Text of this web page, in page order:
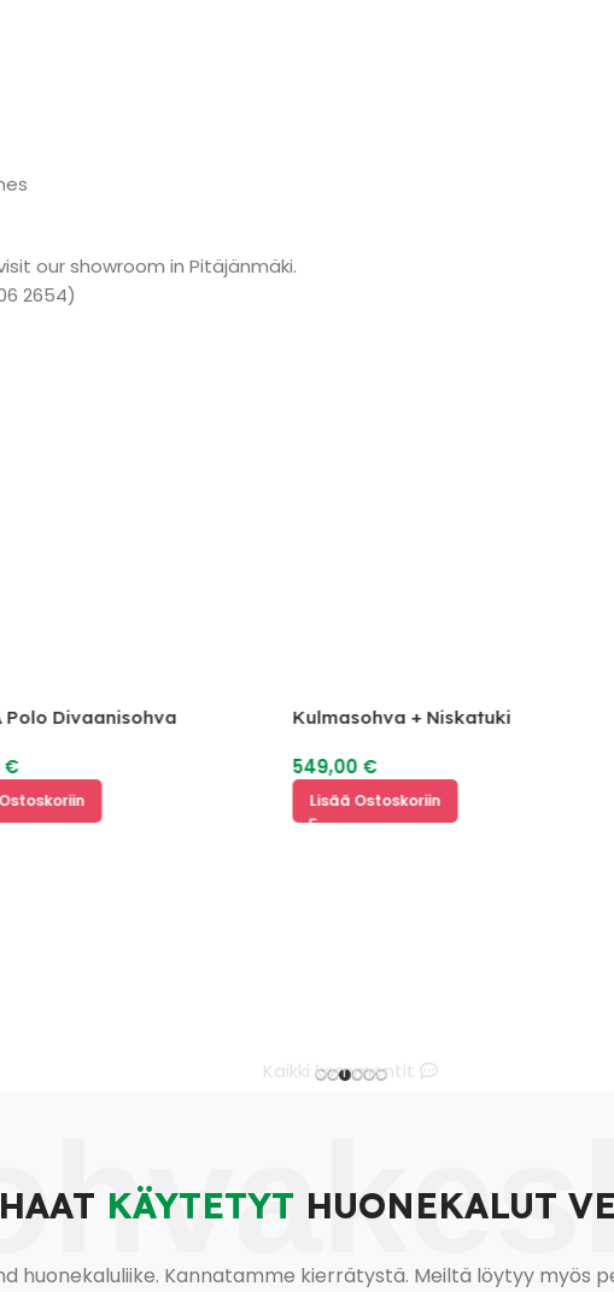
our showroom in Pitäjänmäki.
2654)
Divaanisohva Kulmasohva + Niskatuki
549,00€
Lisää Ostoskoriin
Kaikki kommentit
KÄYTETYT HUONEKALUT
huonekaluliike. Kannatamme kierrätystä. Meiltä löytyy myös